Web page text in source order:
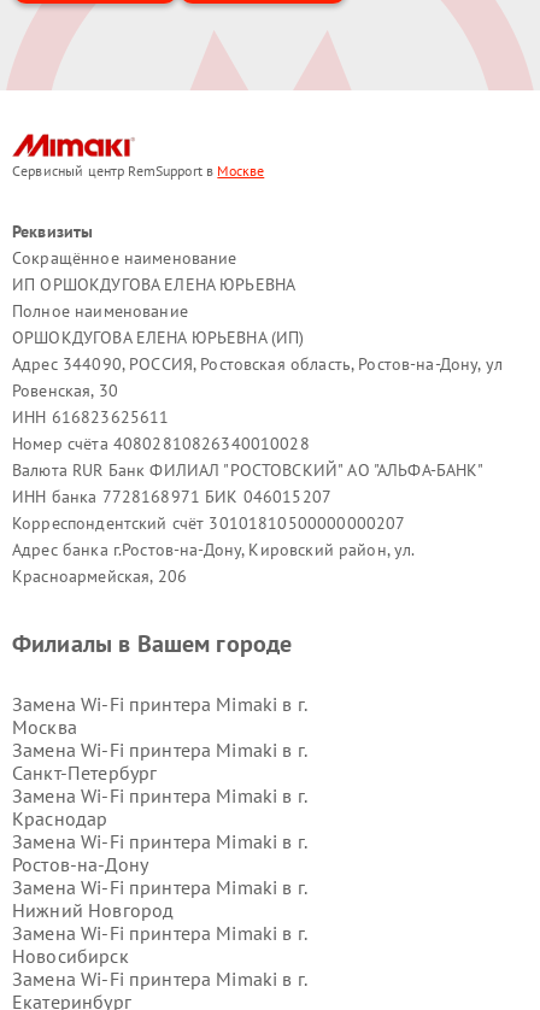
Сервисный центр RemSupport в Москве
Реквизиты
Сокращённое наименование
ИП ОРШОКДУГОВА ЕЛЕНА ЮРЬЕВНА
Полное наименование
ОРШОКДУГОВА ЕЛЕНА ЮРЬЕВНА (ИП)
Адрес 344090, РОССИЯ, Ростовская область, Ростов-на-Дону, ул
Ровенская, 30
ИНН 616823625611
Номер счёта 40802810826340010028
Валюта RUR Банк ФИЛИАЛ "РОСТОВСКИЙ" АО "АЛЬФА-БАНК"
ИНН банка 7728168971 БИК 046015207
Корреспондентский счёт 30101810500000000207
Адрес банка г.Ростов-на-Дону, Кировский район, ул.
Красноармейская, 206
Филиалы в Вашем городе
Замена Wi-Fi принтера Mimaki в г.
Москва
Замена Wi-Fi принтера Mimaki в г.
Санкт-Петербург
Замена Wi-Fi принтера Mimaki в г.
Краснодар
Замена Wi-Fi принтера Mimaki в г.
Ростов-на-Дону
Замена Wi-Fi принтера Mimaki в г.
Нижний Новгород
Замена Wi-Fi принтера Mimaki в г.
Новосибирск
Замена Wi-Fi принтера Mimaki в г.
Екатеринбург